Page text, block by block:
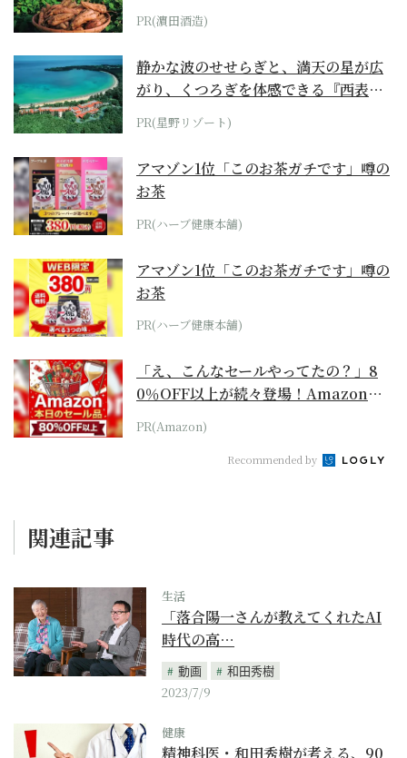
PR(濵田酒造)
静かな波のせせらぎと、満天の星が広
がり、くつろぎを体感できる『西表島
ホテル by...
PR(星野リゾート)
アマゾン1位「このお茶ガチです」噂の
お茶
PR(ハーブ健康本舗)
アマゾン1位「このお茶ガチです」噂の
お茶
PR(ハーブ健康本舗)
「え、こんなセールやってたの？」8
0％OFF以上が続々登場！Amazonの
本気が...
PR(Amazon)
Recommended by
関連記事
生活
「落合陽一さんが教えてくれたAI
時代の高…
動画
和田秀樹
2023/7/9
健康
精神科医・和田秀樹が考える、90